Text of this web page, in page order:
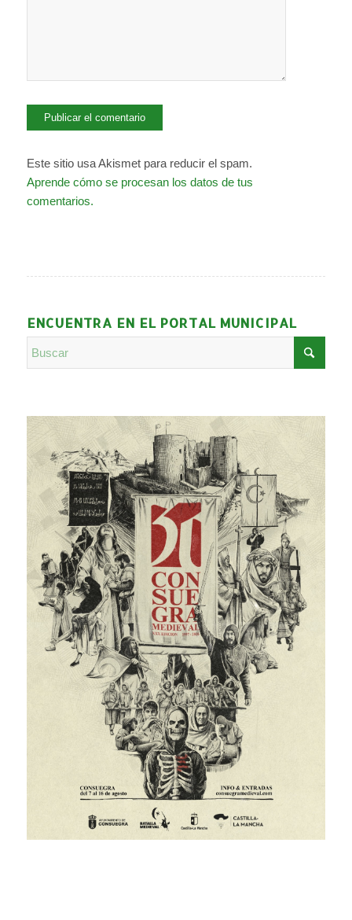
Este sitio usa Akismet para reducir el spam.
Aprende cómo se procesan los datos de tus
comentarios.
ENCUENTRA EN EL PORTAL MUNICIPAL